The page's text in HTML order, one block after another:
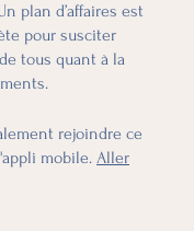
plan d’affaires est
pour susciter
tous quant à la
rejoindre ce
mobile. Aller